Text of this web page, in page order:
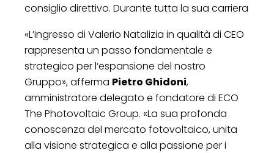
consiglio direttivo. Durante tutta la sua carriera
«L’ingresso di Valerio Natalizia in qualità di CEO
rappresenta un passo fondamentale e
strategico per l‘espansione del nostro
Gruppo», afferma Pietro Ghidoni,
amministratore delegato e fondatore di ECO
The Photovoltaic Group. «La sua profonda
conoscenza del mercato fotovoltaico, unita
alla visione strategica e alla passione per i